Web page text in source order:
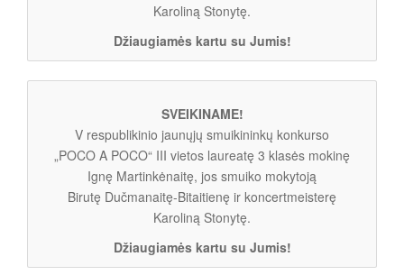
Karoliną Stonytę.
Džiaugiamės kartu su Jumis!
SVEIKINAME!
V respublikinio jaunųjų smuikininkų konkurso
„POCO A POCO“ III vietos laureatę 3 klasės mokinę
Ignę Martinkėnaitę, jos smuiko mokytoją
Birutę Dučmanaitę-Bitaitienę ir koncertmeisterę
Karoliną Stonytę.
Džiaugiamės kartu su Jumis!